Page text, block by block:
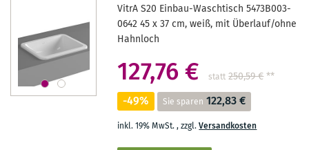
VitrA S20 Einbau-Waschtisch 5473B003-
0642 45 x 37 cm, weiß, mit Überlauf/ohne
Hahnloch
127,76 € statt 250,59 €**
-49% Sie sparen 122,83 €
inkl. 19% MwSt.,zzgl.Versandkosten